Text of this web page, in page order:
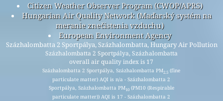
Citizen Weather Observer Program (CWOP/APRS)
Hungarian Air Quality Network (Maďarský systém na
meranie znečistenia vzduchu)
European Environment Agency
Százhalombatta 2 Sportpálya, Százhalombatta, Hungary Air Pollution
Százhalombatta 2 Sportpálya, Százhalombatta
overall air quality index is 17
Százhalombatta 2 Sportpálya, Százhalombatta PM2.5 (fine
particulate matter) AQI is n/a - Százhalombatta 2
Sportpálya, Százhalombatta PM10(PM10 (Respirable
particulate matter)) AQI is 17 - Százhalombatta 2